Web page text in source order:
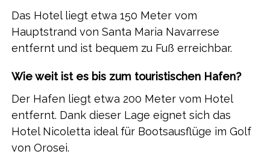
Das Hotel liegt etwa 150 Meter vom
Hauptstrand von Santa Maria Navarrese
entfernt und ist bequem zu Fuß erreichbar.
Wie weit ist es bis zum touristischen Hafen?
Der Hafen liegt etwa 200 Meter vom Hotel
entfernt. Dank dieser Lage eignet sich das
Hotel Nicoletta ideal für Bootsausflüge im Golf
von Orosei.